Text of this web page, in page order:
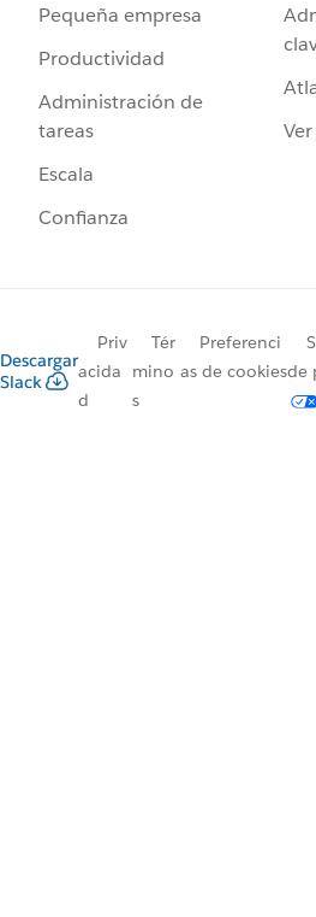
Pequeña empresa
Productividad
Administración de
tareas
Escala
Confianza
Descargar
Slack
Priv
acida
d
Tér
mino
s
Preferenci
as de cookiesde